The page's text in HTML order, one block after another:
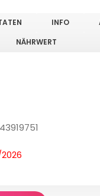
INFO
NÄHRWERT